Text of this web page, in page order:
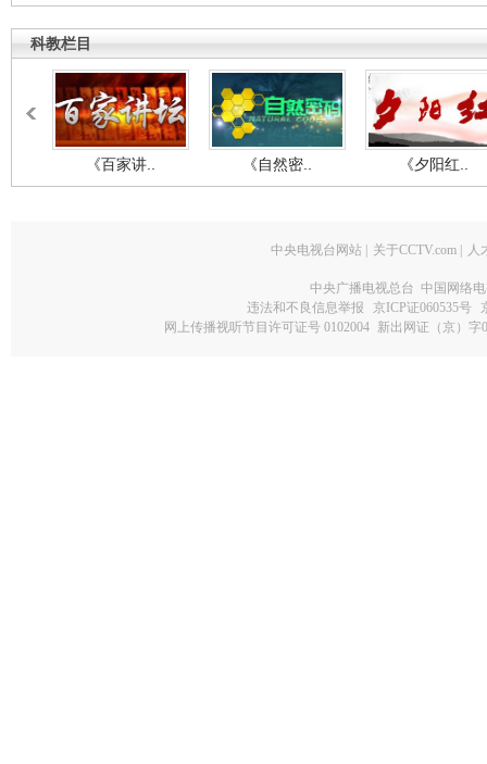
科教栏目
《百家讲.. 《自然密.. 《夕阳红..
中央电视台网站 | 关于CCTV.com | 人
中央广播电视总台 中国网络
违法和不良信息举报
京ICP证060535号
网上传播视听节目许可证号 0102004 新出网证（京）